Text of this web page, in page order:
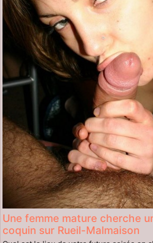
Une femme mature cherche
coquin sur Rueil-Malmaison